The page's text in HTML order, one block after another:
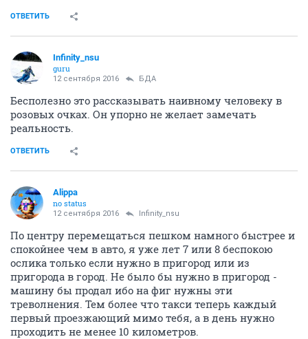
ОТВЕТИТЬ
Infinity_nsu
guru
12 сентября 2016 БДА
Бесполезно это рассказывать наивному человеку в
розовых очках. Он упорно не желает замечать
реальность.
ОТВЕТИТЬ
Alippa
no status
12 сентября 2016 Infinity_nsu
По центру перемещаться пешком намного быстрее и
спокойнее чем в авто, я уже лет 7 или 8 беспокою
ослика только если нужно в пригород или из
пригорода в город. Не было бы нужно в пригород -
машину бы продал ибо на фиг нужны эти
треволнения. Тем более что такси теперь каждый
первый проезжающий мимо тебя, а в день нужно
проходить не менее 10 километров.